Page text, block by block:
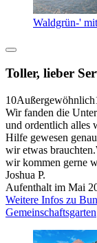
Waldgrün-'
Toller, lieber
10Außergewöhnlich
Wir fanden die
und ordentlich alles
Hilfe gewesen
wir etwas
wir kommen gerne
Joshua P.
Aufenthalt im Mai
Weitere Infos zu
Gemeinschaftsgarten